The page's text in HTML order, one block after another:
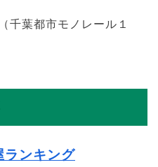
（千葉都市モノレール１
ランキング